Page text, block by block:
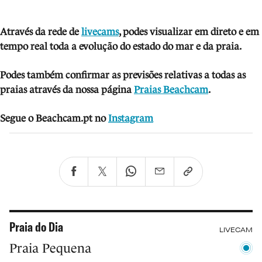
Através da rede delivecams, podes visualizar em direto e em
tempo real toda a evolução do estado do mar e da praia.
Podes também confirmar as previsões relativas a todas as
praias através da nossa páginaPraias Beachcam.
Segue o Beachcam.pt no Instagram
Praia do Dia LIVECAM
Praia Pequena